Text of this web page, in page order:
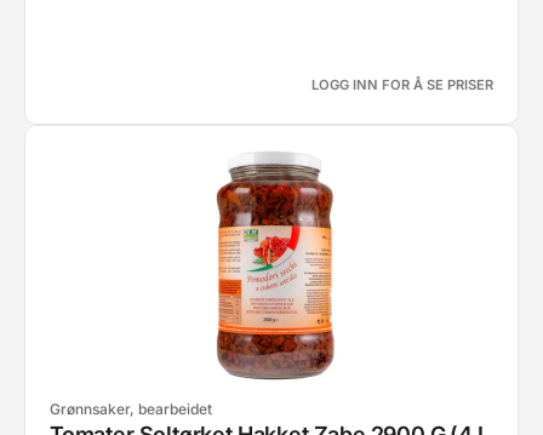
LOGG INN FOR Å SE PRISER
Grønnsaker, bearbeidet